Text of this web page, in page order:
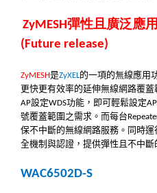
ZyMESH彈性且廣泛應
(Future release)
ZyMESH是ZyXEL的一項的無線應用
更快更有效率的延伸無線網路覆
AP設定WDS功能，即可輕鬆設定
號覆蓋範圍之需求。而每台
保不中斷的無線網路服務。同時運
全機制與認證，提供彈性且不中斷
WAC6502D-S